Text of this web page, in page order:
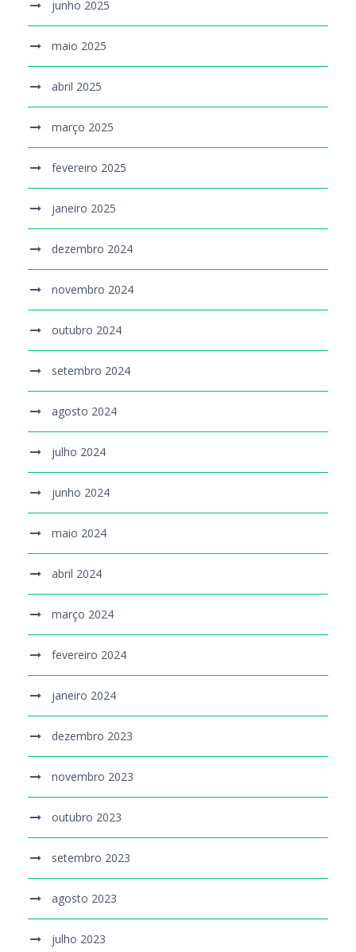
junho 2025
maio 2025
abril 2025
março 2025
fevereiro 2025
janeiro 2025
dezembro 2024
novembro 2024
outubro 2024
setembro 2024
agosto 2024
julho 2024
junho 2024
maio 2024
abril 2024
março 2024
fevereiro 2024
janeiro 2024
dezembro 2023
novembro 2023
outubro 2023
setembro 2023
agosto 2023
julho 2023